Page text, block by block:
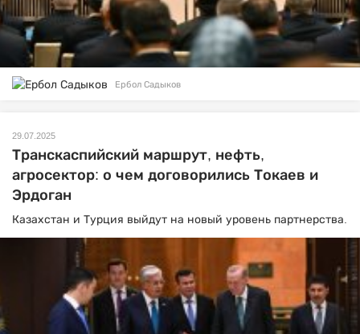
Ербол Садыков
29.07.2025
Транскаспийский маршрут, нефть,
агросектор: о чем договорились Токаев и
Эрдоган
Казахстан и Турция выйдут на новый уровень партнерства.